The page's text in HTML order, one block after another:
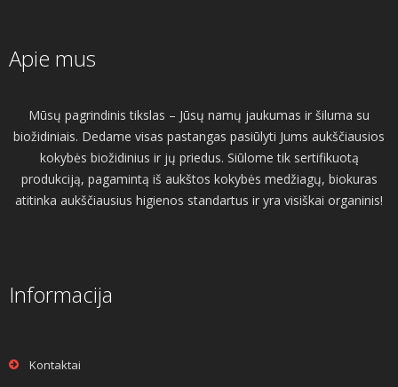
Apie mus
Mūsų pagrindinis tikslas – Jūsų namų jaukumas ir šiluma su
biožidiniais. Dedame visas pastangas pasiūlyti Jums aukščiausios
kokybės biožidinius ir jų priedus. Siūlome tik sertifikuotą
produkciją, pagamintą iš aukštos kokybės medžiagų, biokuras
atitinka aukščiausius higienos standartus ir yra visiškai organinis!
Informacija
Kontaktai